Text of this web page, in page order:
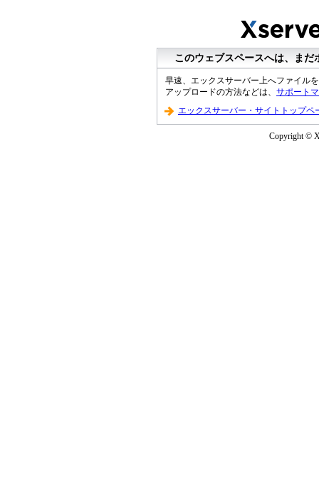
このウェブスペースへは、ま
早速、エックスサーバー上へファイル
アップロードの方法などは、 サポート
エックスサーバー・サイトトップペ
Copyright ©